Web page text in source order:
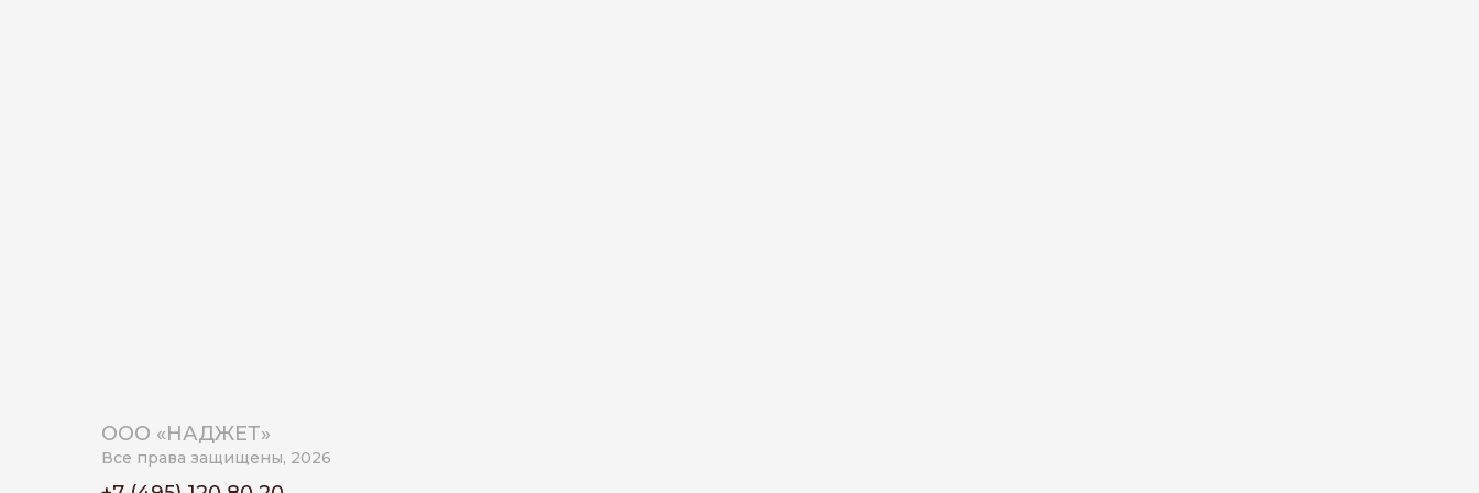
ООО «НАДЖЕТ»
Все права защищены, 2026